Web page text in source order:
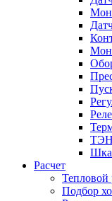
Реле
ТЭН
Расчет
Тепловой
Подбор